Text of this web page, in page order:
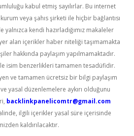
kabul etmiş sayılırlar. Bu internet
veya şahıs şirketi ile hiçbir bağlantısı
kendi hazırladığımız makaleler
alan içerikler haber niteliği taşımamakta
hakkında paylaşım yapılmamaktadır.
isim benzerlikleri tamamen tesadüfidir.
ve tamamen ücretsiz bir bilgi paylaşım
yasal düzenlemelere aykırı olduğunu
backlinkpanelicomtr@gmail.com
ilgili içerikler yasal süre içerisinde
kaldırılacaktır.